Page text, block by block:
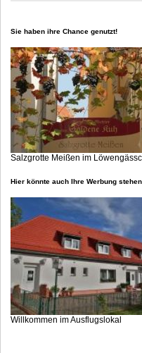
Sie haben ihre Chance genutzt!
Salzgrotte Meißen im
Hier könnte auch Ihre Werbung
Willkommen im Ausflugslokal